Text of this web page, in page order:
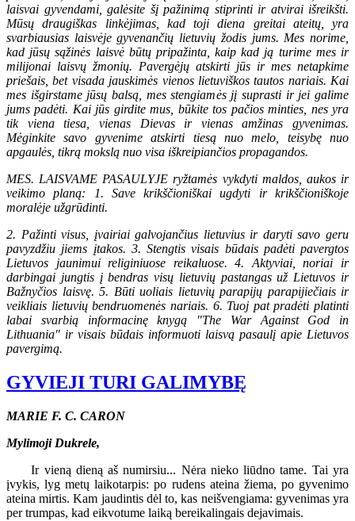
laisvai gyvendami, galėsite šį pažinimą stiprinti ir atvirai išreikšti.
Mūsų draugiškas linkėjimas, kad toji diena greitai ateitų, yra
svarbiausias laisvėje gyvenančių lietuvių žodis jums. Mes norime,
kad jūsų sąžinės laisvė būtų pripažinta, kaip kad ją turime mes ir
milijonai laisvų žmonių. Pavergėjų atskirti jūs ir mes netapkime
priešais, bet visada jauskimės vienos lietuviškos tautos nariais. Kai
mes išgirstame jūsų balsą, mes stengiamės jį suprasti ir jei galime
jums padėti. Kai jūs girdite mus, būkite tos pačios minties, nes yra
tik viena tiesa, vienas Dievas ir vienas amžinas gyvenimas.
Mėginkite savo gyvenime atskirti tiesą nuo melo, teisybę nuo
apgaulės, tikrą mokslą nuo visa iškreipiančios propagandos.
MES. LAISVAME PASAULYJE ryžtamės vykdyti maldos, aukos ir
veikimo planą: 1. Save krikščioniškai ugdyti ir krikščioniškoje
moralėje užgrūdinti.
2. Pažinti visus, įvairiai galvojančius lietuvius ir daryti savo geru
pavyzdžiu jiems įtakos. 3. Stengtis visais būdais padėti pavergtos
Lietuvos jaunimui religiniuose reikaluose. 4. Aktyviai, noriai ir
darbingai jungtis į bendras visų lietuvių pastangas už Lietuvos ir
Bažnyčios laisvę. 5. Būti uoliais lietuvių parapijų parapijiečiais ir
veikliais lietuvių bendruomenės nariais. 6. Tuoj pat pradėti platinti
labai svarbią informacinę knygą "The War Against God in
Lithuania" ir visais būdais informuoti laisvą pasaulį apie Lietuvos
pavergimą.
GYVIEJI TURI GALIMYBĘ
MARIE F. C. CARON
Mylimoji Dukrele,
Ir vieną dieną aš numirsiu... Nėra nieko liūdno tame. Tai yra
įvykis, lyg metų laikotarpis: po rudens ateina žiema, po gyvenimo
ateina mirtis. Kam jaudintis dėl to, kas neišvengiama: gyvenimas yra
per trumpas, kad eikvotume laiką bereikalingais dejavimais.